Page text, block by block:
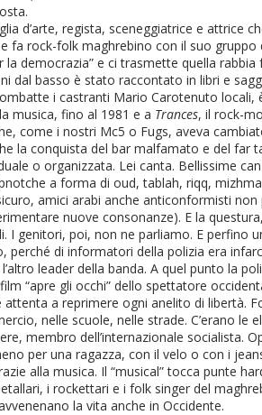
d’arte, regista, sceneggiatrice e attrice
fa rock-folk maghrebino con il suo
democrazia” e ci trasmette quella
dal basso è stato raccontato in libri e
i castranti Mario Carotenuto
musica, fino al 1981 e a Trances, il rock-
come i nostri Mc5 o Fugs, aveva
la conquista del bar malfamato e del
o organizzata. Lei canta. Bellissime
a forma di oud, tablah, riqq,
amici arabi anche anticonformisti
nuove consonanze). E la
I genitori, poi, non ne parliamo. E
di informatori della polizia era
leader della banda. A quel punto la
“apre gli occhi” dello spettatore
a reprimere ogni anelito di libertà.
nelle scuole, nelle strade. C’erano
membro dell’internazionale socialista.
per una ragazza, con il velo o con i
alla musica. Il “musical” tocca punte
i rockettari e i folk singer del
la vita anche in Occidente.